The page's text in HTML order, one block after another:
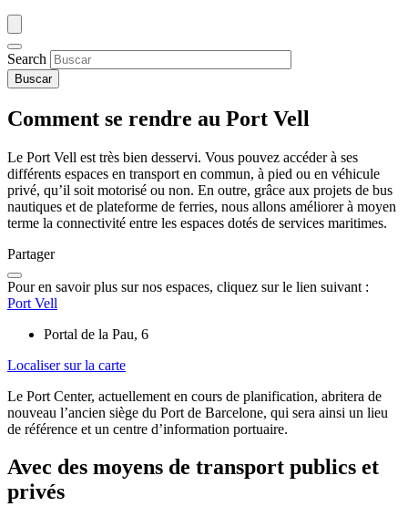
Search
Comment se rendre au Port Vell
Le Port Vell est très bien desservi. Vous pouvez accéder à ses
différents espaces en transport en commun, à pied ou en véhicule
privé, qu’il soit motorisé ou non. En outre, grâce aux projets de bus
nautiques et de plateforme de ferries, nous allons améliorer à moyen
terme la connectivité entre les espaces dotés de services maritimes.
Partager
Pour en savoir plus sur nos espaces, cliquez sur le lien suivant :
Port Vell
Portal de la Pau, 6
Localiser sur la carte
Le Port Center, actuellement en cours de planification, abritera de
nouveau l’ancien siège du Port de Barcelone, qui sera ainsi un lieu
de référence et un centre d’information portuaire.
Avec des moyens de transport publics et
privés